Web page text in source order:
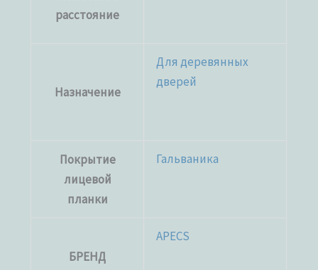
расстояние
Назначение
Для деревянных
дверей
Покрытие
лицевой
планки
Гальваника
БРЕНД
APECS